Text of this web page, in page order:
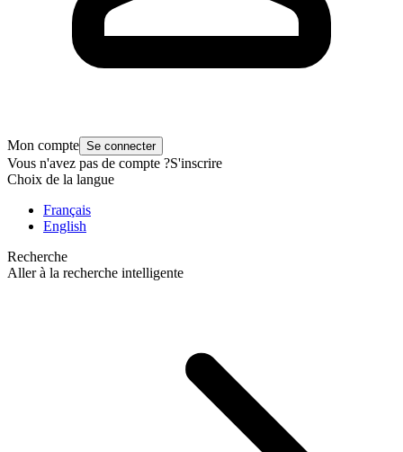
Mon compte Se connecter
Vous n'avez pas de compte ?S'inscrire
Choix de la langue
Français
English
Recherche
Aller à la recherche intelligente